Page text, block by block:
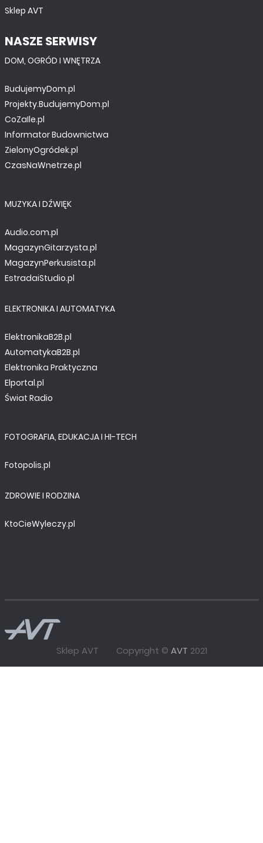
Sklep AVT
NASZE SERWISY
DOM, OGRÓD I WNĘTRZA
BudujemyDom.pl
Projekty.BudujemyDom.pl
CoZaIle.pl
Informator Budownictwa
ZielonyOgródek.pl
CzasNaWnetrze.pl
MUZYKA I DŹWIĘK
Audio.com.pl
MagazynGitarzysta.pl
MagazynPerkusista.pl
EstradaiStudio.pl
ELEKTRONIKA I AUTOMATYKA
ElektronikaB2B.pl
AutomatykaB2B.pl
Elektronika Praktyczna
Elportal.pl
Świat Radio
FOTOGRAFIA, EDUKACJA I HI-TECH
Fotopolis.pl
ZDROWIE I RODZINA
KtoCieWyleczy.pl
Sklep AVT Copyright © AVT 2021